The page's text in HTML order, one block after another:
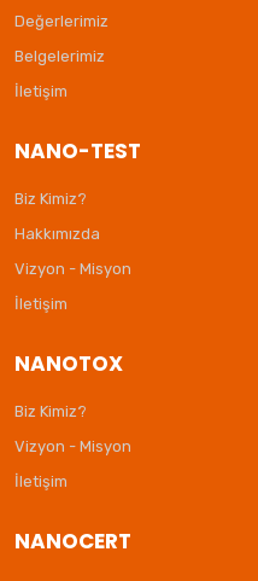
Değerlerimiz
Belgelerimiz
İletişim
NANO-TEST
Biz Kimiz?
Hakkımızda
Vizyon - Misyon
İletişim
NANOTOX
Biz Kimiz?
Vizyon - Misyon
İletişim
NANOCERT